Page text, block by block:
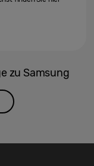
zu Samsung